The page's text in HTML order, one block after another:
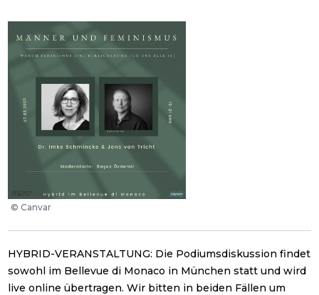
© Canvar
HYBRID-VERANSTALTUNG: Die Podiumsdiskussion findet
sowohl im Bellevue di Monaco in München statt und wird
live online übertragen. Wir bitten in beiden Fällen um